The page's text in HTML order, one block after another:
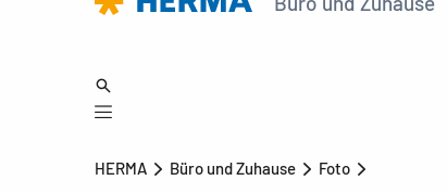
HERMA Büro und Zuhause Foto